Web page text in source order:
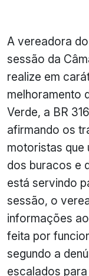
A vereadora
sessão da
realize em
melhoramento
Verde, a BR
afirmando os
motoristas que
dos buracos e
está servindo
sessão, o
informações
feita por
segundo a
escalados